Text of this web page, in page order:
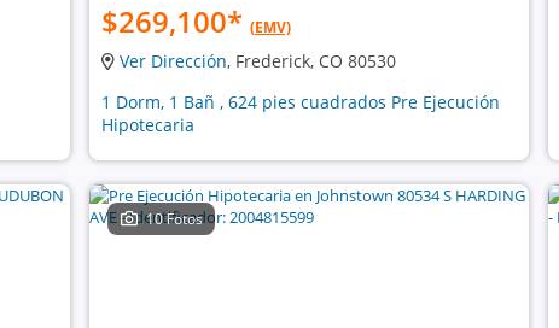
$269,100* (EMV)
Ver Dirección, Frederick, CO 80530
1 Dorm, 1 Bañ , 624 pies cuadrados Pre Ejecución
Hipotecaria
10 Fotos